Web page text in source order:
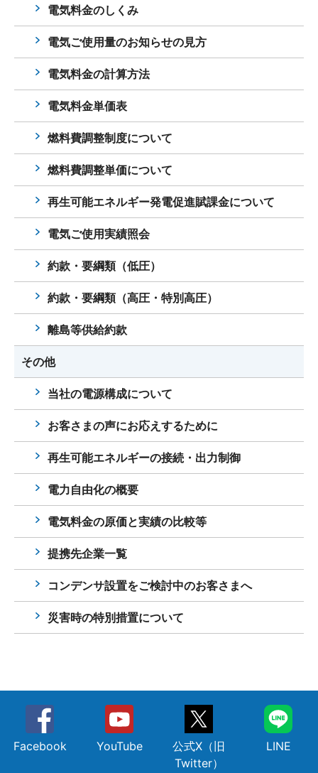
電気料金のしくみ
電気ご使用量のお知らせの見方
電気料金の計算方法
電気料金単価表
燃料費調整制度について
燃料費調整単価について
再生可能エネルギー発電促進賦課金について
電気ご使用実績照会
約款・要綱類（低圧）
約款・要綱類（高圧・特別高圧）
離島等供給約款
その他
当社の電源構成について
お客さまの声にお応えするために
再生可能エネルギーの接続・出力制御
電力自由化の概要
電気料金の原価と実績の比較等
提携先企業一覧
コンデンサ設置をご検討中のお客さまへ
災害時の特別措置について
Facebook YouTube
公式X（旧
Twitter）
LINE